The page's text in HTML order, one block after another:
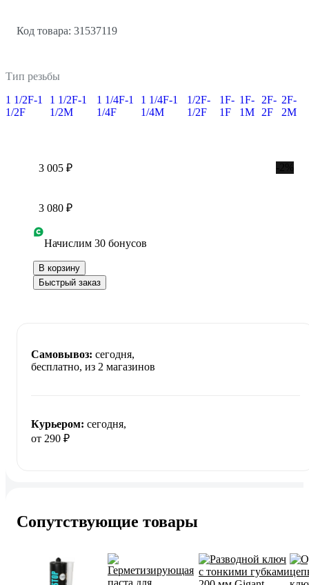
Код товара: 31537119
Тип резьбы
1 1/2F-1
1/2F
1 1/2F-1
1/2M
1 1/4F-1
1/4F
1 1/4F-1
1/4M
1/2F-
1/2F
1F-
1F
1F-
1M
2F-
2F
2F-
2M
3 005 ₽
3 080 ₽
Начислим 30 бонусов
В корзину
Быстрый заказ
Самовывоз: сегодня,
бесплатно, из 2 магазинов
Курьером: сегодня,
от 290 ₽
Сопутствующие товары